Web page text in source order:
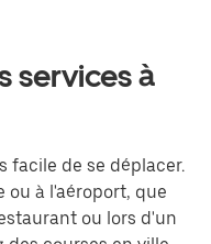
services à
facile de se déplacer.
ou à l'aéroport, que
ou lors d'un